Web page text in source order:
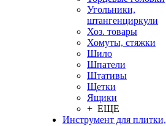
Угольники,
штангенциркули
Хоз. товары
Хомуты, стяжки
Шило
Шпатели
Штативы
Щетки
Ящики
+ ЕЩЕ
Инструмент для плитки,